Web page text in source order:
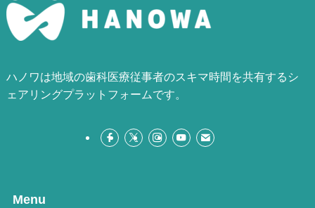
ハノワは地域の歯科医療従事者のスキマ時間を共有するシ
ェアリングプラットフォームです。
Menu